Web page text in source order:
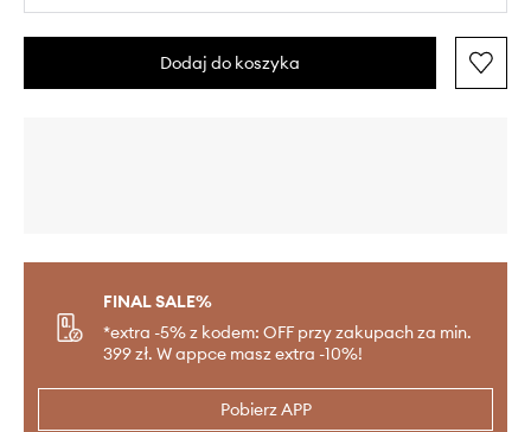
Dodaj do koszyka
FINAL SALE%
*extra -5% z kodem: OFF przy zakupach za min.
399 zł. W appce masz extra -10%!
Pobierz APP